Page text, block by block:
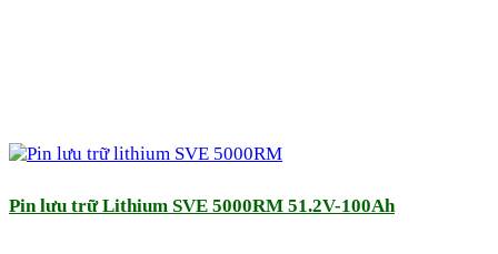
Pin lưu trữ Lithium SVE 5000RM 51.2V-100Ah